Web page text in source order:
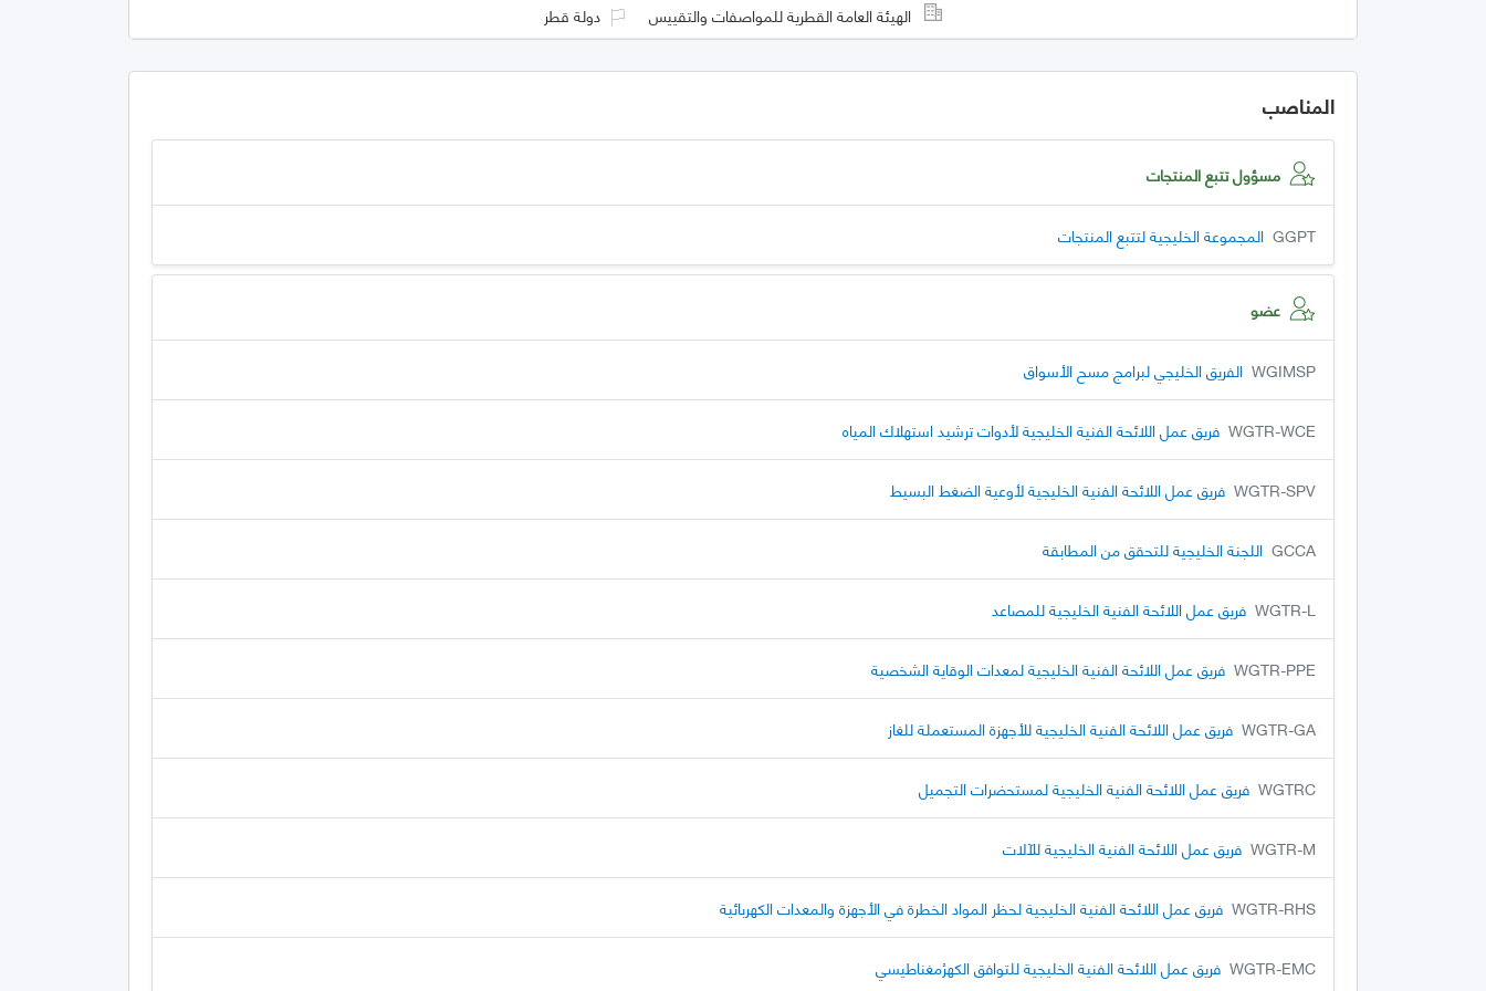
الهيئة العامة القطرية للمواصفات والتقييس دولة قطر
المناصب
مسؤول تتبع المنتجات
GGPT المجموعة الخليجية لتتبع المنتجات
عضو
WGIMSP الفريق الخليجي لبرامج مسح الأسواق
WGTR-WCE فريق عمل اللائحة الفنية الخليجية لأدوات ترشيد استهلاك المياه
WGTR-SPV فريق عمل اللائحة الفنية الخليجية لأوعية الضغط البسيط
GCCA اللجنة الخليجية للتحقق من المطابقة
WGTR-L فريق عمل اللائحة الفنية الخليجية للمصاعد
WGTR-PPE فريق عمل اللائحة الفنية الخليجية لمعدات الوقاية الشخصية
WGTR-GA فريق عمل اللائحة الفنية الخليجية للأجهزة المستعملة للغاز
WGTRC فريق عمل اللائحة الفنية الخليجية لمستحضرات التجميل
WGTR-M فريق عمل اللائحة الفنية الخليجية للآلات
WGTR-RHS فريق عمل اللائحة الفنية الخليجية لحظر المواد الخطرة في الأجهزة والمعدات الكهربائية
WGTR-EMC فريق عمل اللائحة الفنية الخليجية للتوافق الكهرُمغناطيسي